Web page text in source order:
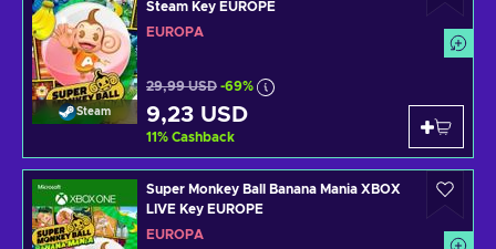
Steam
Steam Key EUROPE
EUROPA
29,99 USD -69%
9,23 USD
11% Cashback
Super Monkey Ball Banana Mania XBOX
LIVE Key EUROPE
EUROPA